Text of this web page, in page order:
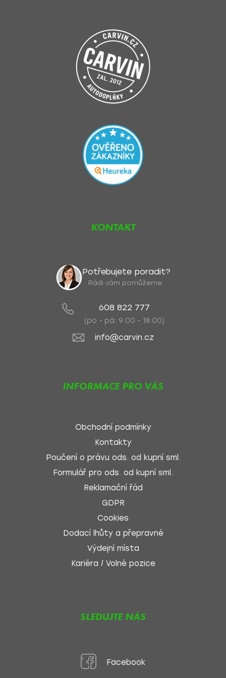
KONTAKT
Potřebujete poradit?
Rádi vám pomůžeme.
608 822 777
(po - pá: 9:00 - 18:00)
info@carvin.cz
INFORMACE PRO VÁS
Obchodní podmínky
Kontakty
Poučení o právu ods. od kupní sml.
Formulář pro ods. od kupní sml.
Reklamační řád
GDPR
Cookies
Dodací lhůty a přepravné
Výdejní místa
Kariéra / Volné pozice
SLEDUJTE NÁS
Facebook